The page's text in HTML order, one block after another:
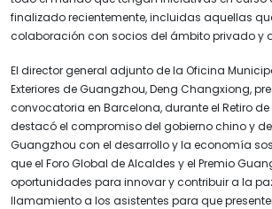
finalizado recientemente, incluidas aquellas
colaboración con socios del ámbito privado y
El director general adjunto de la Oficina
Exteriores de Guangzhou, Deng Changxiong,
convocatoria en Barcelona, durante el Retiro de
destacó el compromiso del gobierno chino y
Guangzhou con el desarrollo y la economía
que el Foro Global de Alcaldes y el Premio
oportunidades para innovar y contribuir a la
llamamiento a los asistentes para que